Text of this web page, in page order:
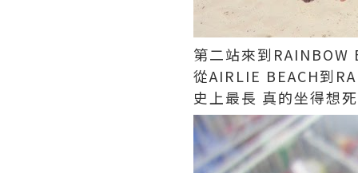
第二站來到RAINBOW
從AIRLIE BEACH到
史上最長 真的坐得想死